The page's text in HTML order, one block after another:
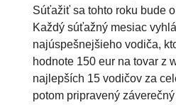
Súťažiť sa tohto roku bude
Každý súťažný mesiac
najúspešnejšieho vodiča,
hodnote 150 eur na tovar z
najlepších 15 vodičov za
potom pripravený